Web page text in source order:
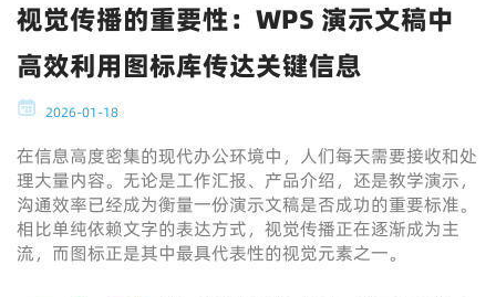
视觉传播的重要性：WPS 演示文稿中
高效利用图标库传达关键信息
2026-01-18
在信息高度密集的现代办公环境中，人们每天需要接收和处
理大量内容。无论是工作汇报、产品介绍，还是教学演示，
沟通效率已经成为衡量一份演示文稿是否成功的重要标准。
相比单纯依赖文字的表达方式，视觉传播正在逐渐成为主
流，而图标正是其中最具代表性的视觉元素之一。